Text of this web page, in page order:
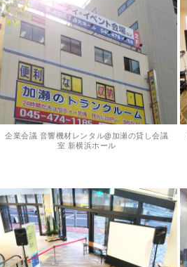
企業会議 音響機材レンタル@加瀬の貸し会議
室 新横浜ホール